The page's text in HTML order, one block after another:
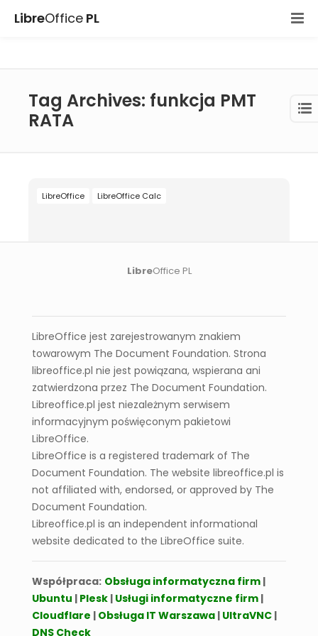
LibreOffice PL
Tag Archives: funkcja PMT
RATA
LibreOffice LibreOffice Calc
20 paź 2025
Jak korzystać z funkcji finansowych w
arkuszu kalkulacyjnym
LibreOffice PL
LibreOffice jest zarejestrowanym znakiem
towarowym The Document Foundation. Strona
libreoffice.pl nie jest powiązana, wspierana ani
zatwierdzona przez The Document Foundation.
Libreoffice.pl jest niezależnym serwisem
informacyjnym poświęconym pakietowi
LibreOffice.
LibreOffice is a registered trademark of The
Document Foundation. The website libreoffice.pl is
not affiliated with, endorsed, or approved by The
Document Foundation.
Libreoffice.pl is an independent informational
website dedicated to the LibreOffice suite.
Współpraca: Obsługa informatyczna firm |
Ubuntu | Plesk | Usługi informatyczne firm |
Cloudflare | Obsługa IT Warszawa | UltraVNC |
DNS Check